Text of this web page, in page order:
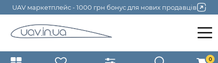
UAV маркетплейс - 1000 грн бонус для нових продавців
0